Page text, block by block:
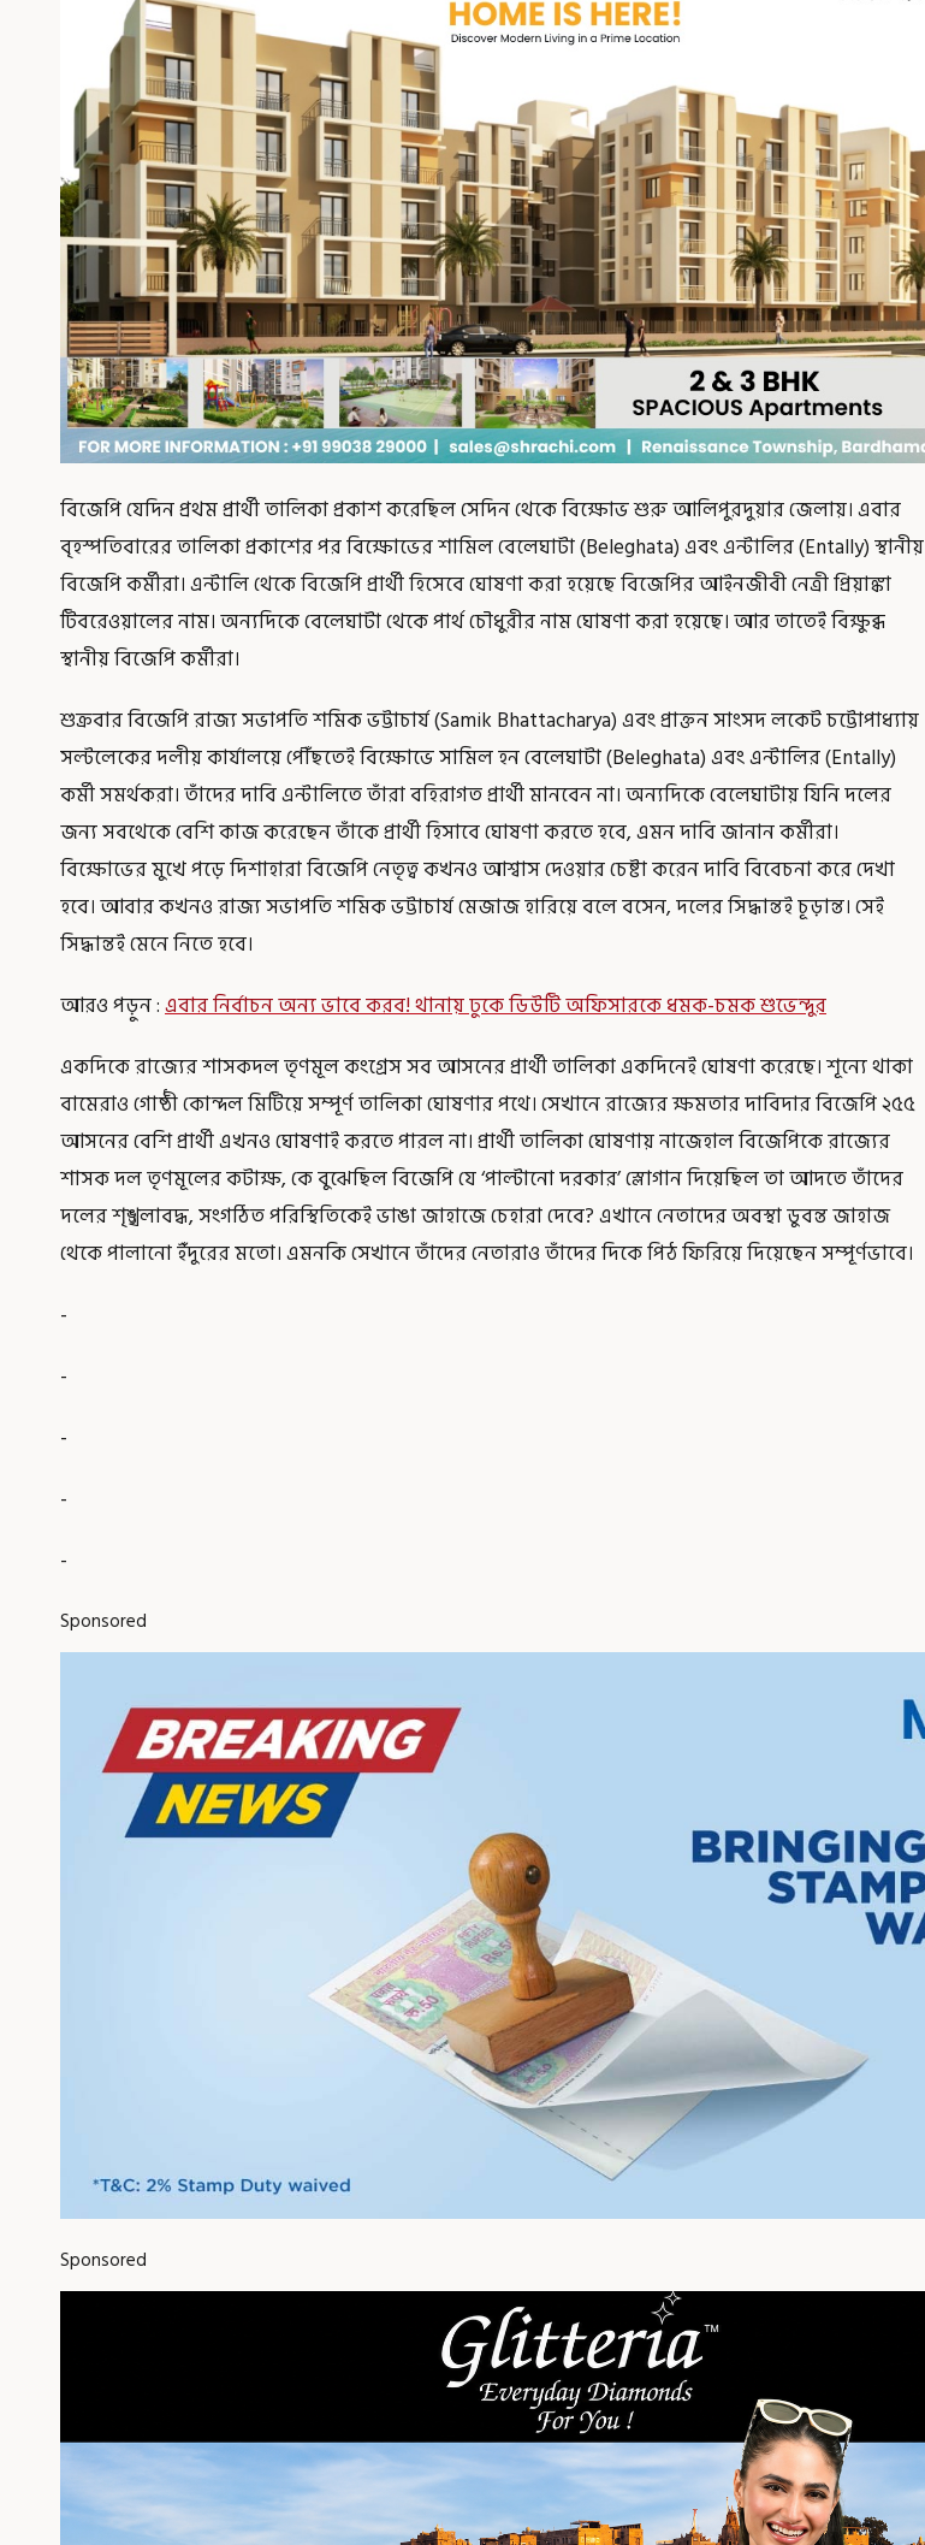
বিজেপি যেদিন প্রথম প্রার্থী তালিকা প্রকাশ করেছিল সেদিন থেকে বিক্ষোভ শুরু আলিপুরদুয়ার জেলায়। এবার
বৃহস্পতিবারের তালিকা প্রকাশের পর বিক্ষোভের শামিল বেলেঘাটা (Beleghata) এবং এন্টালির (Entally) স্থানীয়
বিজেপি কর্মীরা। এন্টালি থেকে বিজেপি প্রার্থী হিসেবে ঘোষণা করা হয়েছে বিজেপির আইনজীবী নেত্রী প্রিয়াঙ্কা
টিবরেওয়ালের নাম। অন্যদিকে বেলেঘাটা থেকে পার্থ চৌধুরীর নাম ঘোষণা করা হয়েছে। আর তাতেই বিক্ষুব্ধ
স্থানীয় বিজেপি কর্মীরা।
শুক্রবার বিজেপি রাজ্য সভাপতি শমিক ভট্টাচার্য (Samik Bhattacharya) এবং প্রাক্তন সাংসদ লকেট চট্টোপাধ্যায়
সল্টলেকের দলীয় কার্যালয়ে পৌঁছতেই বিক্ষোভে সামিল হন বেলেঘাটা (Beleghata) এবং এন্টালির (Entally)
কর্মী সমর্থকরা। তাঁদের দাবি এন্টালিতে তাঁরা বহিরাগত প্রার্থী মানবেন না। অন্যদিকে বেলেঘাটায় যিনি দলের
জন্য সবথেকে বেশি কাজ করেছেন তাঁকে প্রার্থী হিসাবে ঘোষণা করতে হবে, এমন দাবি জানান কর্মীরা।
বিক্ষোভের মুখে পড়ে দিশাহারা বিজেপি নেতৃত্ব কখনও আশ্বাস দেওয়ার চেষ্টা করেন দাবি বিবেচনা করে দেখা
হবে। আবার কখনও রাজ্য সভাপতি শমিক ভট্টাচার্য মেজাজ হারিয়ে বলে বসেন, দলের সিদ্ধান্তই চূড়ান্ত। সেই
সিদ্ধান্তই মেনে নিতে হবে।
আরও পড়ুন :এবার নির্বাচন অন্য ভাবে করব! থানায় ঢুকে ডিউটি অফিসারকে ধমক-চমক শুভেন্দুর
একদিকে রাজ্যের শাসকদল তৃণমূল কংগ্রেস সব আসনের প্রার্থী তালিকা একদিনেই ঘোষণা করেছে। শূন্যে থাকা
বামেরাও গোষ্ঠী কোন্দল মিটিয়ে সম্পূর্ণ তালিকা ঘোষণার পথে। সেখানে রাজ্যের ক্ষমতার দাবিদার বিজেপি ২৫৫
আসনের বেশি প্রার্থী এখনও ঘোষণাই করতে পারল না। প্রার্থী তালিকা ঘোষণায় নাজেহাল বিজেপিকে রাজ্যের
শাসক দল তৃণমূলের কটাক্ষ, কে বুঝেছিল বিজেপি যে ‘পাল্টানো দরকার’ স্লোগান দিয়েছিল তা আদতে তাঁদের
দলের শৃঙ্খলাবদ্ধ, সংগঠিত পরিস্থিতিকেই ভাঙা জাহাজে চেহারা দেবে? এখানে নেতাদের অবস্থা ডুবন্ত জাহাজ
থেকে পালানো ইঁদুরের মতো। এমনকি সেখানে তাঁদের নেতারাও তাঁদের দিকে পিঠ ফিরিয়ে দিয়েছেন সম্পূর্ণভাবে।
-
-
-
-
-
Sponsored
Sponsored